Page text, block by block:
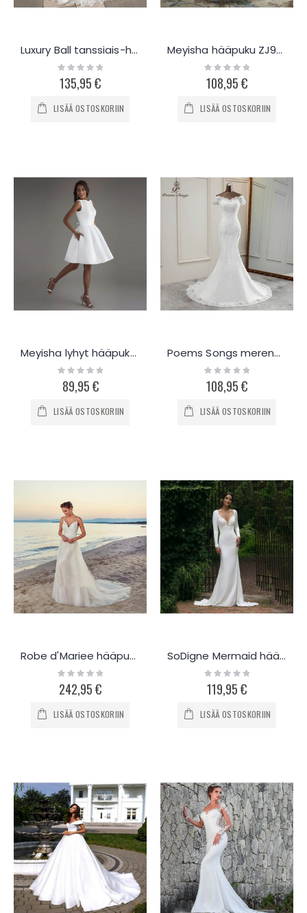
Luxury Ball tanssiais-hääpuku D7498
Rating:
0%
135,95 €
LISÄÄ OSTOSKORIIN
Meyisha hääpuku ZJ9036
Rating:
0%
108,95 €
LISÄÄ OSTOSKORIIN
Meyisha lyhyt hääpuku D2020
Rating:
0%
89,95 €
LISÄÄ OSTOSKORIIN
Poems Songs merenneito hääpuku P890
Rating:
0%
108,95 €
LISÄÄ OSTOSKORIIN
Robe d'Mariee hääpuku avoimella kaulalla D2021B
Rating:
0%
242,95 €
LISÄÄ OSTOSKORIIN
SoDigne Mermaid hääpuku v-aukolla D9522
Rating:
0%
119,95 €
LISÄÄ OSTOSKORIIN